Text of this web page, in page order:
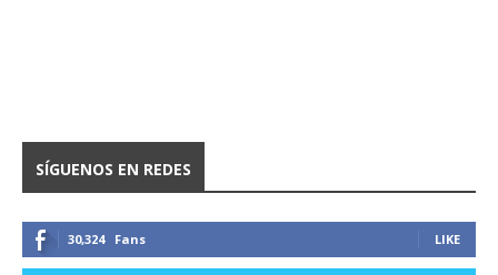
SÍGUENOS EN REDES
30,324 Fans LIKE